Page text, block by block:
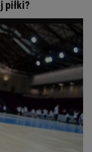
piłki?